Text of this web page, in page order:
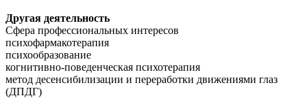
Другая деятельность
Сфера профессиональных интересов
психофармакотерапия
психообразование
когнитивно-поведенческая психотерапия
метод десенсибилизации и переработки движениями глаз
(ДПДГ)